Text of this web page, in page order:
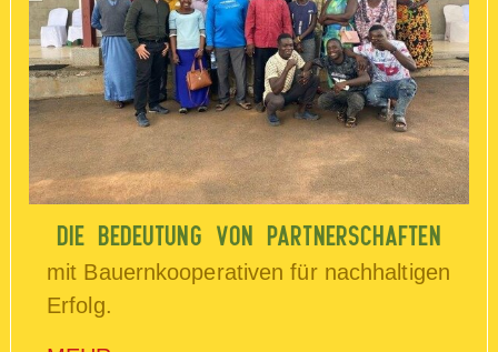
DIE BEDEUTUNG VON PARTNERSCHAFTEN
mit Bauernkooperativen für nachhaltigen
Erfolg.